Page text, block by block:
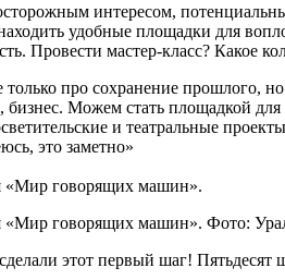
интересом,
удобные площадки для
Провести мастер-класс? Какое
про сохранение прошлого,
бизнес. Можем стать площадкой
и театральные
это заметно»
«Мир говорящих машин».
«Мир говорящих машин». Фото:
этот первый шаг! Пятьдесят